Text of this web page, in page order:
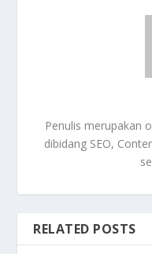
Penulis merupakan
dibidang SEO,
RELATED POSTS